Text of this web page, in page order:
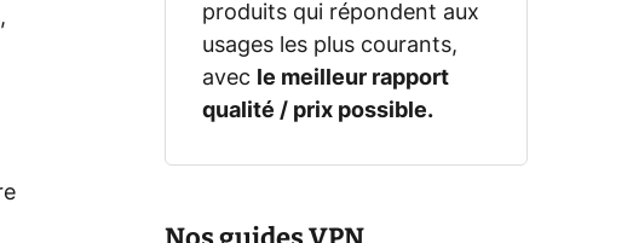
produits qui répondent aux
usages les plus courants,
avec
le meilleur rapport
qualité / prix possible.